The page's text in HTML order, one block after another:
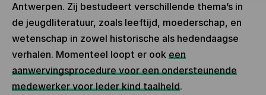
Antwerpen. Zij bestudeert verschillende thema’s in
de jeugdliteratuur, zoals leeftijd, moederschap, en
wetenschap in zowel historische als hedendaagse
verhalen. Momenteel loopt er ook een
aanwervingsprocedure voor een ondersteunende
medewerker voor Ieder kind taalheld.